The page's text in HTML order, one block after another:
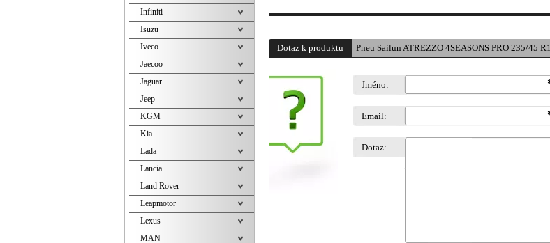
Dotaz k produktu Pneu Sailun ATREZZO 4SEASONS PRO 235/45
Jméno:
Email:
Dotaz:
Infiniti
Isuzu
Iveco
Jaecoo
Jaguar
Jeep
KGM
Kia
Lada
Lancia
Land Rover
Leapmotor
Lexus
MAN